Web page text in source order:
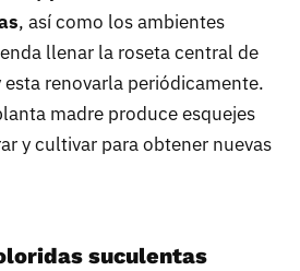
, así como los ambientes
llenar la roseta central de
esta renovarla periódicamente.
madre produce esquejes
y cultivar para obtener nuevas
suculentas